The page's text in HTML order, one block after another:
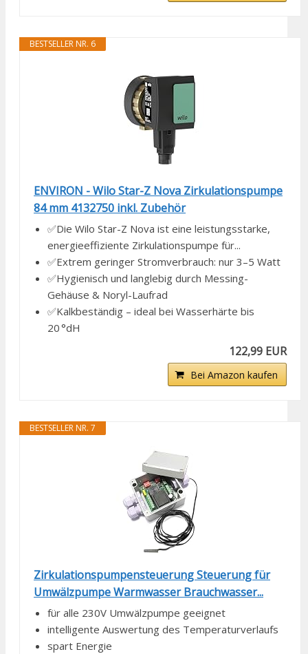
BESTSELLER NR. 6
ENVIRON - Wilo Star-Z Nova Zirkulationspumpe
84 mm 4132750 inkl. Zubehör
✅Die Wilo Star-Z Nova ist eine leistungsstarke,
energieeffiziente Zirkulationspumpe für...
✅Extrem geringer Stromverbrauch: nur 3–5 Watt
✅Hygienisch und langlebig durch Messing-
Gehäuse & Noryl-Laufrad
✅Kalkbeständig – ideal bei Wasserhärte bis
20 °dH
122,99 EUR
Bei Amazon kaufen
BESTSELLER NR. 7
Zirkulationspumpensteuerung Steuerung für
Umwälzpumpe Warmwasser Brauchwasser...
für alle 230V Umwälzpumpe geeignet
intelligente Auswertung des Temperaturverlaufs
spart Energie